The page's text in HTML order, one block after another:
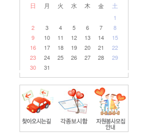
日 月 火 水 木 金 土
1
2
3 4 5 6 7
8
9
10 11 12 13 14
15
16
17 18 19 20 21
22
23
24 25 26 27 28
29
30
31